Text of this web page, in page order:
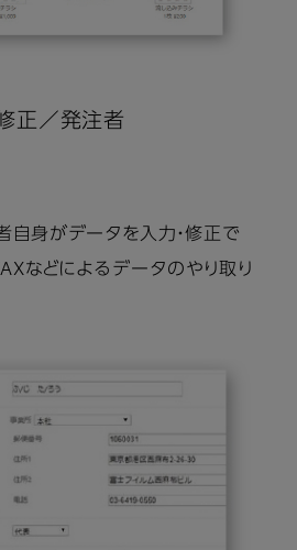
正／発注者
自身がデータを入力・修正で
などによるデータのやり取り